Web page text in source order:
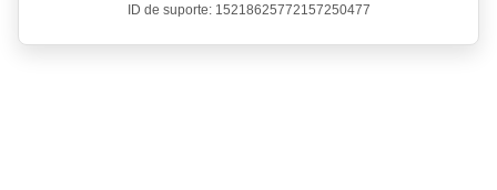
ID de suporte: 15218625772157250477